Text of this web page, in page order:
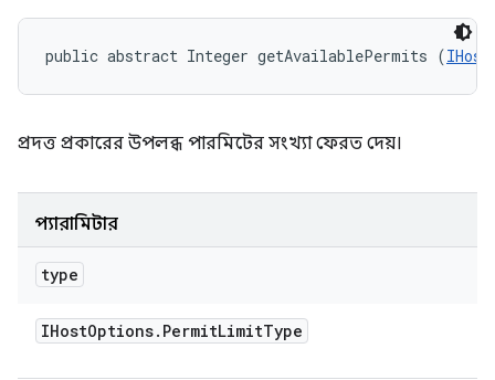
public abstract Integer getAvailablePermits (
প্রদত্ত প্রকারের উপলব্ধ পারমিটের সংখ্যা ফেরত দেয়।
প্যারামিটার
type
IHostOptions. PermitLimitType